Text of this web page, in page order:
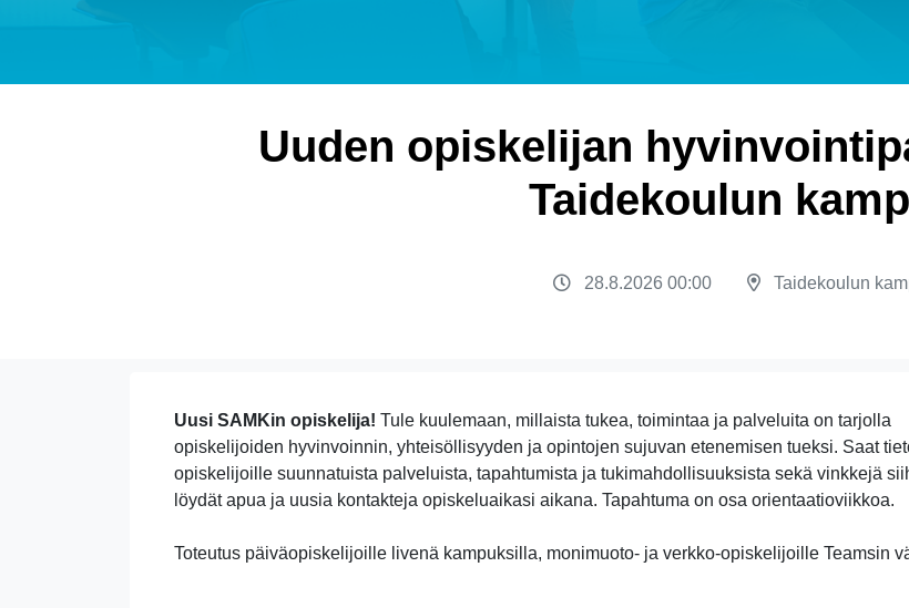
Uuden opiskelijan
Taidekoulun
28.8.2026 00:00 Taidekoulun
Uusi SAMKin opiskelija! Tule kuulemaan, millaista tukea, toimintaa ja palveluita on tarjolla
opiskelijoiden hyvinvoinnin, yhteisöllisyyden ja opintojen sujuvan etenemisen tueksi. Saat
opiskelijoille suunnatuista palveluista, tapahtumista ja tukimahdollisuuksista sekä vinkkejä
löydät apua ja uusia kontakteja opiskeluaikasi aikana. Tapahtuma on osa orientaatioviikkoa.
Toteutus päiväopiskelijoille livenä kampuksilla, monimuoto- ja verkko-opiskelijoille Teamsin